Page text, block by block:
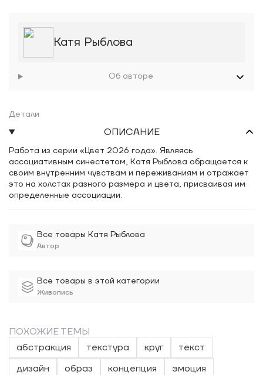
Все товары Катя Рыблова
Автор
Все товары в этой категории
Живопись
Катя Рыблова
Об авторе
Детали
ОПИСАНИЕ
Работа из серии «Цвет 2026 года». Являясь
ассоциативным синестетом, Катя Рыблова обращается к
своим внутренним чувствам и переживаниям и отражает
это на холстах разного размера и цвета, присваивая им
определенные ассоциации.
ПОХОЖИЕ ТЕМЫ
абстракция
текстура круг
текст
дизайн
образ концепция эмоция